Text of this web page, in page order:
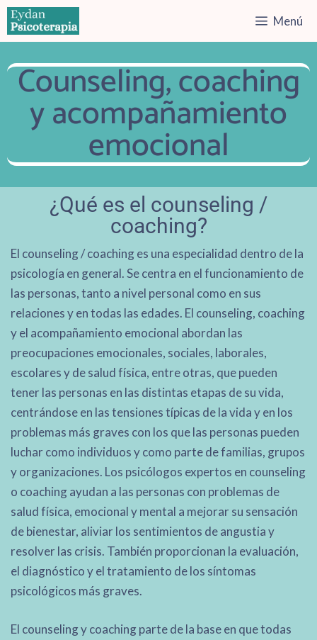
Menú
Counseling, coaching
y acompañamiento
emocional
¿Qué es el counseling /
coaching?
El counseling / coaching es una especialidad dentro de la
psicología en general. Se centra en el funcionamiento de
las personas, tanto a nivel personal como en sus
relaciones y en todas las edades. El counseling, coaching
y el acompañamiento emocional abordan las
preocupaciones emocionales, sociales, laborales,
escolares y de salud física, entre otras, que pueden
tener las personas en las distintas etapas de su vida,
centrándose en las tensiones típicas de la vida y en los
problemas más graves con los que las personas pueden
luchar como individuos y como parte de familias, grupos
y organizaciones. Los psicólogos expertos en counseling
o coaching ayudan a las personas con problemas de
salud física, emocional y mental a mejorar su sensación
de bienestar, aliviar los sentimientos de angustia y
resolver las crisis. También proporcionan la evaluación,
el diagnóstico y el tratamiento de los síntomas
psicológicos más graves.
El counseling y coaching parte de la base en que todas